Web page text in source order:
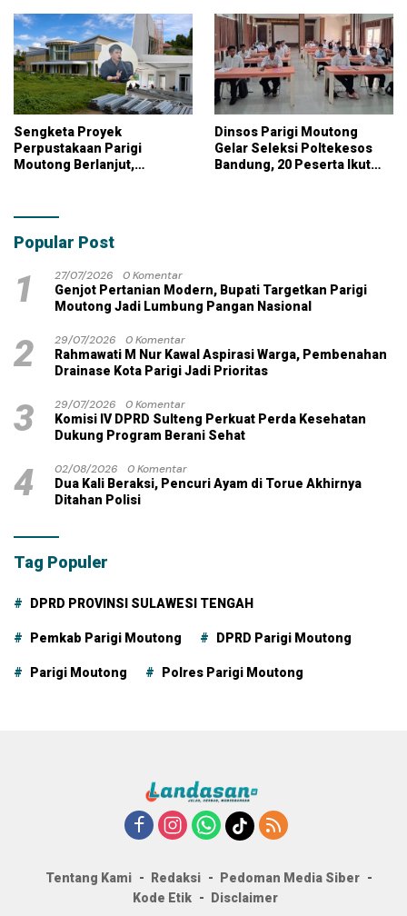
Sengketa Proyek
Perpustakaan Parigi
Moutong Berlanjut,
dengan Dana Pribadi
Dinsos Parigi Moutong
Gelar Seleksi Poltekesos
Bandung, 20 Peserta Ikut
Popular Post
1 27/07/2026
0 Komentar
Genjot Pertanian Modern, Bupati Targetkan Parigi
Moutong Jadi Lumbung Pangan Nasional
2 29/07/2026
0 Komentar
Rahmawati M Nur Kawal Aspirasi Warga, Pembenahan
Drainase Kota Parigi Jadi Prioritas
3 29/07/2026
0 Komentar
Komisi IV DPRD Sulteng Perkuat Perda Kesehatan
Dukung Program Berani Sehat
4 02/08/2026
0 Komentar
Dua Kali Beraksi, Pencuri Ayam di Torue Akhirnya
Ditahan Polisi
Tag Populer
DPRD PROVINSI SULAWESI TENGAH
Pemkab Parigi Moutong DPRD Parigi Moutong
Parigi Moutong Polres Parigi Moutong
Tentang Kami Redaksi
Pedoman Media Siber
Kode Etik
Disclaimer